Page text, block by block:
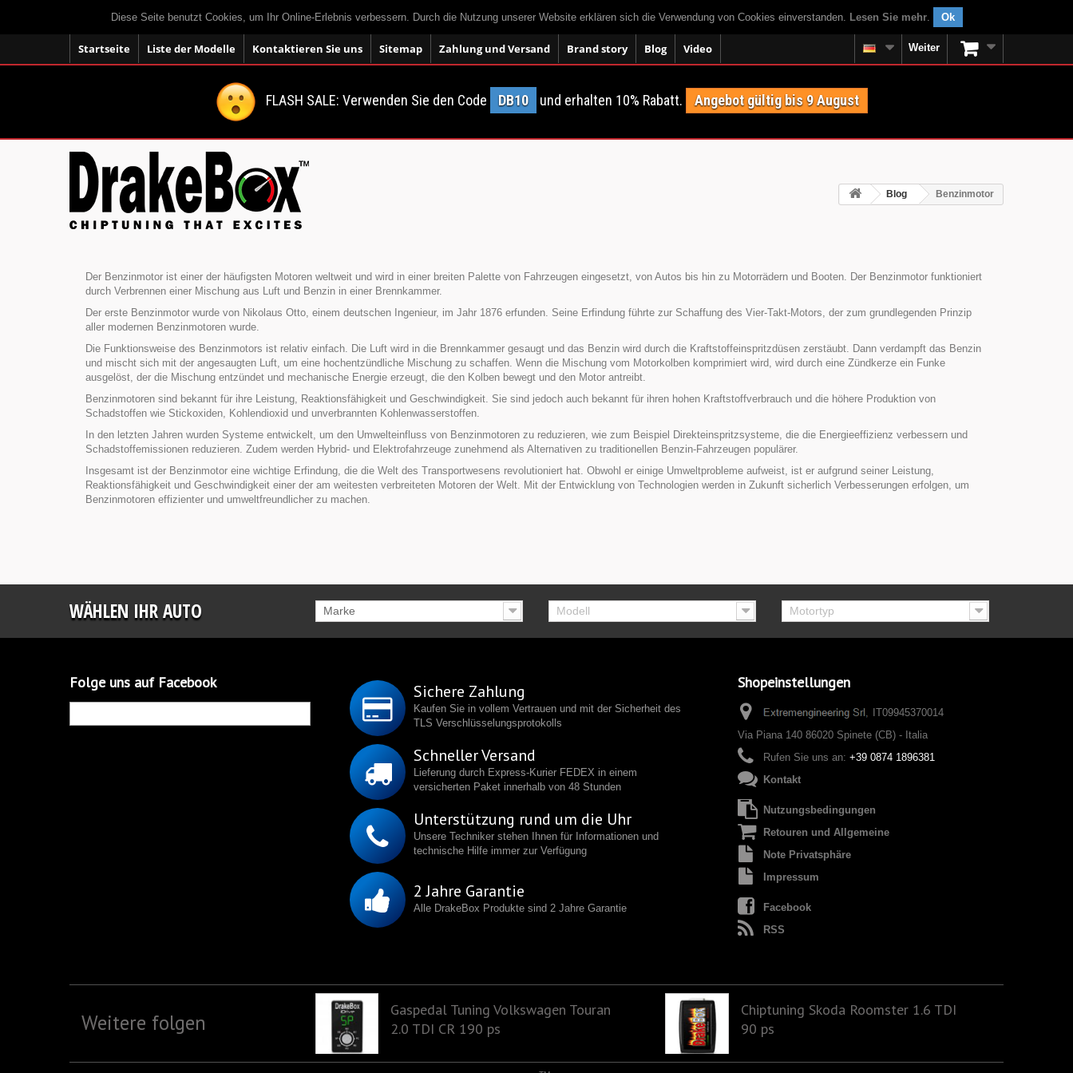
Diese Seite benutzt Cookies, um Ihr Online-Erlebnis verbessern. Durch die Nutzung unserer Website erklären sich die Verwendung von Cookies einverstanden. Lesen Sie mehr. Ok
Startseite Liste der Modelle Kontaktieren Sie uns Sitemap Zahlung und Versand Brand story Blog Video Weiter
FLASH SALE: Verwenden Sie den Code DB10 und erhalten 10% Rabatt. Angebot gültig bis 9 August
Blog Benzinmotor
Der Benzinmotor ist einer der häufigsten Motoren weltweit und wird in einer breiten Palette von Fahrzeugen eingesetzt, von Autos bis hin zu Motorrädern und Booten. Der Benzinmotor funktioniert
durch Verbrennen einer Mischung aus Luft und Benzin in einer Brennkammer.
Der erste Benzinmotor wurde von Nikolaus Otto, einem deutschen Ingenieur, im Jahr 1876 erfunden. Seine Erfindung führte zur Schaffung des Vier-Takt-Motors, der zum grundlegenden Prinzip
aller modernen Benzinmotoren wurde.
Die Funktionsweise des Benzinmotors ist relativ einfach. Die Luft wird in die Brennkammer gesaugt und das Benzin wird durch die Kraftstoffeinspritzdüsen zerstäubt. Dann verdampft das Benzin
und mischt sich mit der angesaugten Luft, um eine hochentzündliche Mischung zu schaffen. Wenn die Mischung vom Motorkolben komprimiert wird, wird durch eine Zündkerze ein Funke
ausgelöst, der die Mischung entzündet und mechanische Energie erzeugt, die den Kolben bewegt und den Motor antreibt.
Benzinmotoren sind bekannt für ihre Leistung, Reaktionsfähigkeit und Geschwindigkeit. Sie sind jedoch auch bekannt für ihren hohen Kraftstoffverbrauch und die höhere Produktion von
Schadstoffen wie Stickoxiden, Kohlendioxid und unverbrannten Kohlenwasserstoffen.
In den letzten Jahren wurden Systeme entwickelt, um den Umwelteinfluss von Benzinmotoren zu reduzieren, wie zum Beispiel Direkteinspritzsysteme, die die Energieeffizienz verbessern und
Schadstoffemissionen reduzieren. Zudem werden Hybrid- und Elektrofahrzeuge zunehmend als Alternativen zu traditionellen Benzin-Fahrzeugen populärer.
Insgesamt ist der Benzinmotor eine wichtige Erfindung, die die Welt des Transportwesens revolutioniert hat. Obwohl er einige Umweltprobleme aufweist, ist er aufgrund seiner Leistung,
Reaktionsfähigkeit und Geschwindigkeit einer der am weitesten verbreiteten Motoren der Welt. Mit der Entwicklung von Technologien werden in Zukunft sicherlich Verbesserungen erfolgen, um
Benzinmotoren effizienter und umweltfreundlicher zu machen.
WÄHLEN IHR AUTO Marke Modell Motortyp
Folge uns auf Facebook Sichere Zahlung
Kaufen Sie in vollem Vertrauen und mit der Sicherheit des
TLS Verschlüsselungsprotokolls
Schneller Versand
Lieferung durch Express-Kurier FEDEX in einem
versicherten Paket innerhalb von 48 Stunden
Unterstützung rund um die Uhr
Unsere Techniker stehen Ihnen für Informationen und
technische Hilfe immer zur Verfügung
2 Jahre Garantie
Alle DrakeBox Produkte sind 2 Jahre Garantie
Shopeinstellungen
IT09945370014
Via Piana 140 86020 Spinete (CB) - Italia
Rufen Sie uns an: +39 0874 1896381
Kontakt
Nutzungsbedingungen
Retouren und Allgemeine
Note Privatsphäre
Impressum
Facebook
RSS
Weitere folgen
Gaspedal Tuning Volkswagen Touran
2.0 TDI CR 190 ps
Chiptuning Skoda Roomster 1.6 TDI
90 ps